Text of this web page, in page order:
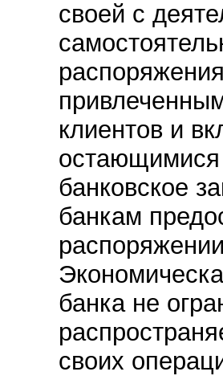
своей с
клиентов и
остающимися
банковское
банкам
банка не
своих